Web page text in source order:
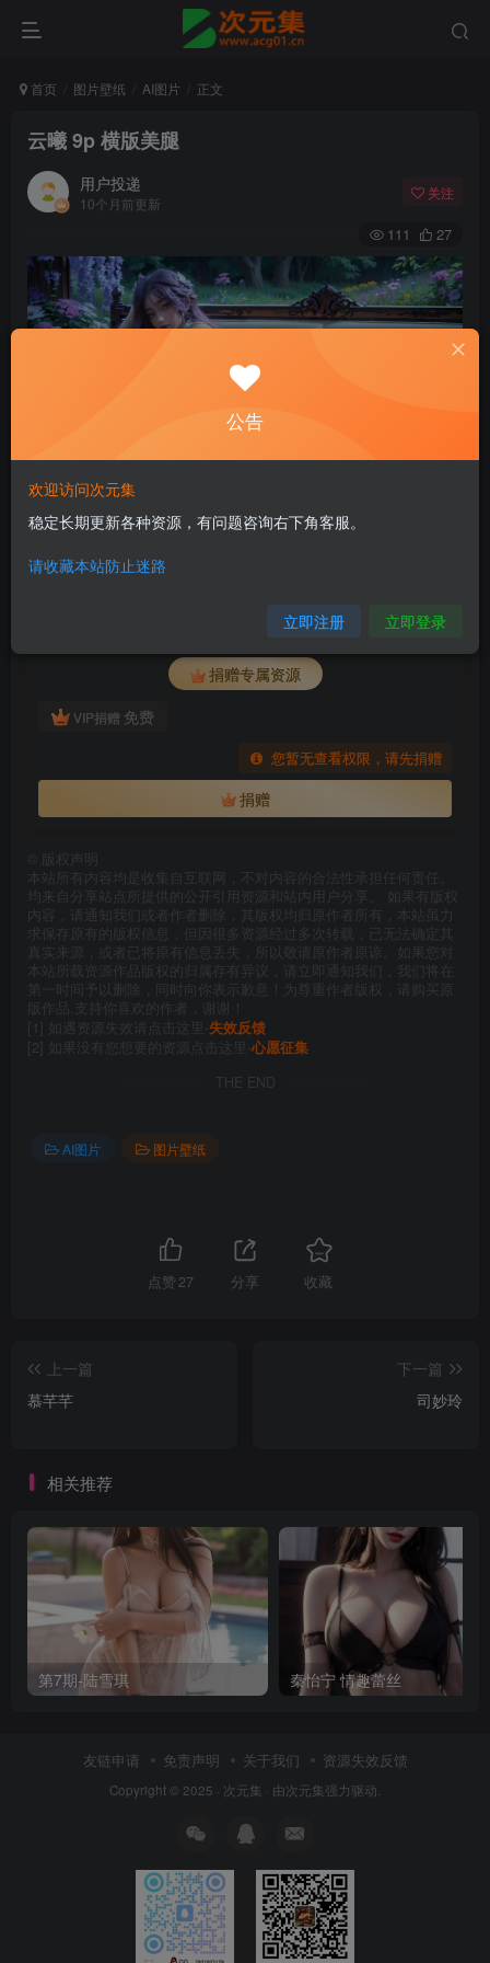
首页 图片壁纸 AI图片 正文
云曦 9p 横版美腿
用户投递
10个月前更新
关注
111 27
捐赠专属资源
VIP捐赠 免费
您暂无查看权限，请先捐赠
捐赠
捐赠后获取
版权声明
本站所有内容均是收集自互联网，不对内容的合法性承担任何责任。
均来自分享站点所提供的公开引用资源和站内用户分享。 如果有版权
内容，请通知我们或者作者删除，其版权均归原作者所有，本站虽力
求保存原有的版权信息，但因很多资源经过多次转载，已无法确定其
真实来源，或者已将原有信息丢失，所以敬请原作者原谅。如果您对
本站所载资源作品版权的归属存有异议，请立即通知我们，我们将在
第一时间予以删除，同时向你表示歉意！为尊重作者版权，请购买原
版作品,支持你喜欢的作者，谢谢！
[1] 如遇资源失效请点击这里-失效反馈
[2] 如果没有您想要的资源点击这里-心愿征集
THE END
AI图片 图片壁纸
点赞 27 分享 收藏
上一篇
慕芊芊
下一篇
司妙玲
相关推荐
第7期-陆雪琪 秦怡宁 情趣蕾丝
友链申请 免责声明 关于我们 资源失效反馈
Copyright © 2025 · 次元集 · 由次元集强力驱动.
公告
欢迎访问次元集
稳定长期更新各种资源，有问题咨询右下角客服。
请收藏本站防止迷路
立即注册 立即登录